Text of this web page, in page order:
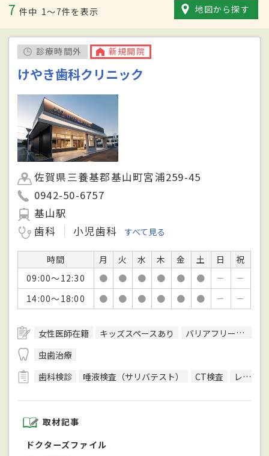
7 件中 1〜7件を表示 地図から探す
診療時間外 新規開院
けやき歯科クリニック
佐賀県三養基郡基山町宮浦259-45
0942-50-6757
基山駅
歯科
小児歯科 すべて見る
時間 月 火 水 木 金 土 日
祝
09:00～12:30
● ● ● ● ● ● －
－
14:00～18:00
● ● ● ● ● ● － －
女性医師在籍 キッズスペースあり バリアフリー対応
虫歯治療
歯科検診
唾液検査（サリバテスト） CT検査 レントゲン検査
取材記事
ドクターズファイル